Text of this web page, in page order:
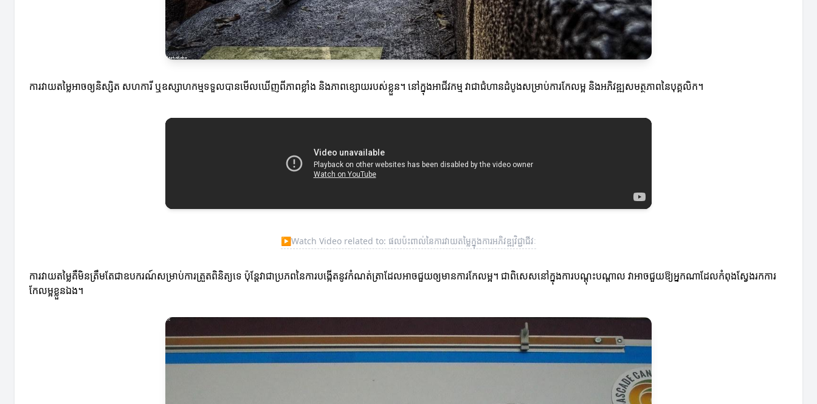
ការវាយតម្លៃអាចឲ្យនិស្សិត សហការី ឬឧស្សាហកម្មទទួលបានមើលឃើញពីភាពខ្លាំង និងភាពខ្សោយរបស់ខ្លួន។ នៅក្នុងអាជីវកម្ម វាជាជំហានដំបូងសម្រាប់ការកែលម្អ និងអភិវឌ្ឍសមត្ថភាពនៃបុគ្គលិក។
▶Watch Video related to: ផលប៉ះពាល់នៃការវាយតម្លៃក្នុងការអភិវឌ្ឍវិជ្ជាជីវៈ
ការវាយតម្លៃគឺមិនត្រឹមតែជាឧបករណ៍សម្រាប់ការត្រួតពិនិត្យទេ ប៉ុន្តែវាជាប្រភពនៃការបង្កើតនូវកំណត់ត្រាដែលអាចជួយឲ្យមានការកែលម្អ។ ជាពិសេសនៅក្នុងការបណ្តុះបណ្តាល វាអាចជួយឱ្យអ្នកណាដែលកំពុងស្វែងរកការ
កែលម្អខ្លួនឯង។